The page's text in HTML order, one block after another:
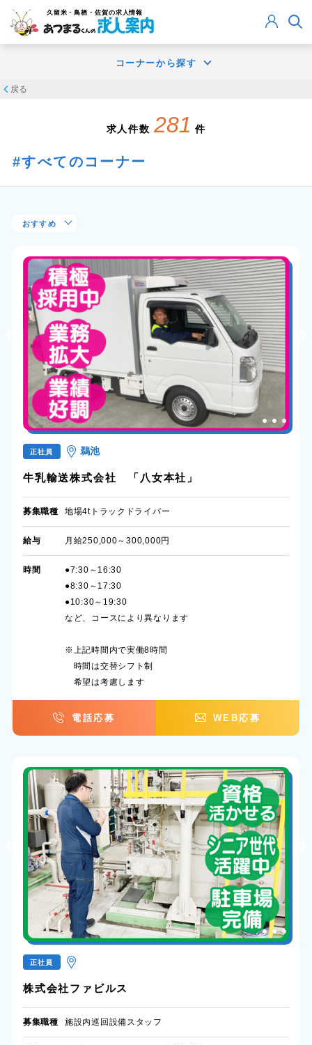
久留米・鳥栖・佐賀の求人情報
コーナーから探す
戻る
求人件数 281 件
すべてのコーナー
正社員 鵜池
牛乳輸送株式会社 「八女本社」
募集職種 地場4tトラックドライバー
給与 月給250,000～300,000円
時間
●7:30～16:30
●8:30～17:30
●10:30～19:30
など、コースにより異なります
※上記時間内で実働8時間
時間は交替シフト制
希望は考慮します
電話応募 WEB応募
正社員
株式会社ファビルス
募集職種 施設内巡回設備スタッフ